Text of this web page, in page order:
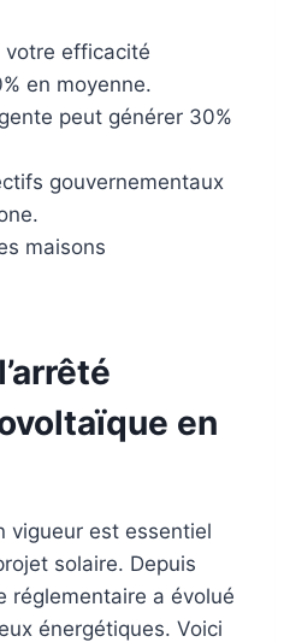
votre efficacité
en moyenne.
peut générer 30%
gouvernementaux
maisons
en
vigueur est essentiel
solaire. Depuis
réglementaire a évolué
énergétiques. Voici